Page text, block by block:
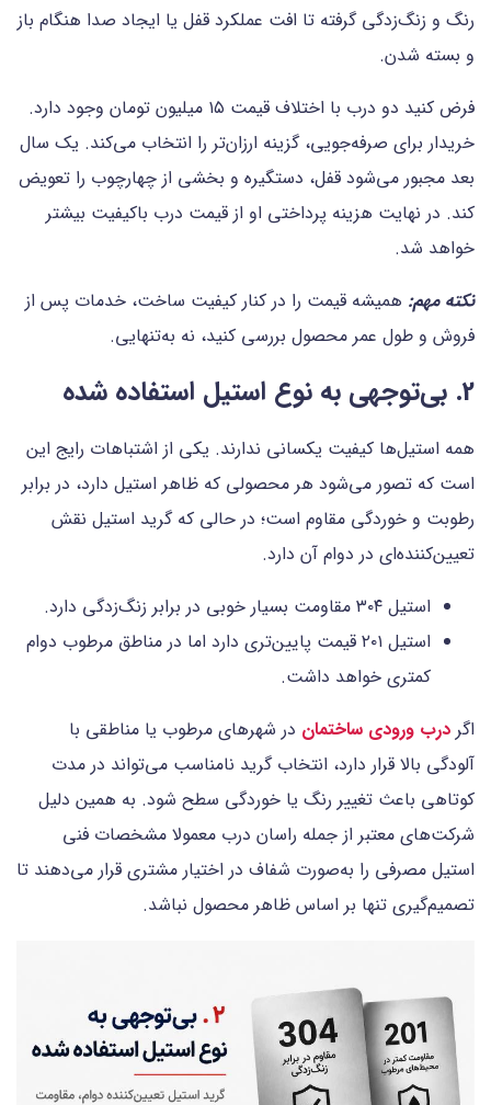
رنگ و زنگ‌زدگی گرفته تا افت عملکرد قفل یا ایجاد صدا هنگام باز
و بسته شدن.
فرض کنید دو درب با اختلاف قیمت ۱۵ میلیون تومان وجود دارد.
خریدار برای صرفه‌جویی، گزینه ارزان‌تر را انتخاب می‌کند. یک سال
بعد مجبور می‌شود قفل، دستگیره و بخشی از چهارچوب را تعویض
کند. در نهایت هزینه پرداختی او از قیمت درب باکیفیت بیشتر
خواهد شد.
نکته مهم: همیشه قیمت را در کنار کیفیت ساخت، خدمات پس از
فروش و طول عمر محصول بررسی کنید، نه به‌تنهایی.
2. بی‌توجهی به نوع استیل استفاده شده
همه استیل‌ها کیفیت یکسانی ندارند. یکی از اشتباهات رایج این
است که تصور می‌شود هر محصولی که ظاهر استیل دارد، در برابر
رطوبت و خوردگی مقاوم است؛ در حالی که گرید استیل نقش
تعیین‌کننده‌ای در دوام آن دارد.
استیل ۳۰۴ مقاومت بسیار خوبی در برابر زنگ‌زدگی دارد.
استیل ۲۰۱ قیمت پایین‌تری دارد اما در مناطق مرطوب دوام
کمتری خواهد داشت.
اگر درب ورودی ساختمان در شهرهای مرطوب یا مناطقی با
آلودگی بالا قرار دارد، انتخاب گرید نامناسب می‌تواند در مدت
کوتاهی باعث تغییر رنگ یا خوردگی سطح شود. به همین دلیل
شرکت‌های معتبر از جمله راسان درب معمولا مشخصات فنی
استیل مصرفی را به‌صورت شفاف در اختیار مشتری قرار می‌دهند تا
تصمیم‌گیری تنها بر اساس ظاهر محصول نباشد.